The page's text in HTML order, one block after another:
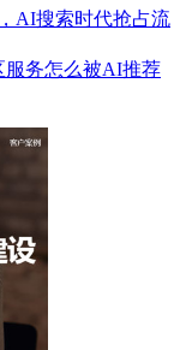
AI搜索时代抢占流
服务怎么被AI推荐